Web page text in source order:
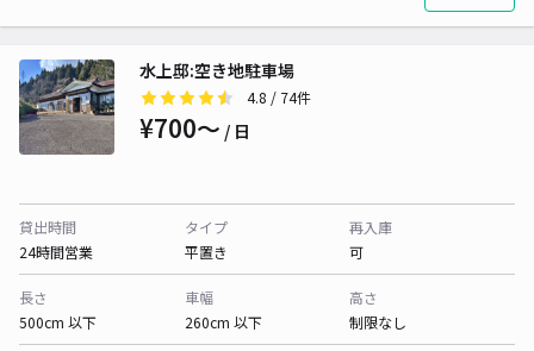
水上邸:空き地駐車場
4.8 / 74件
¥700〜 / 日
貸出時間
24時間営業
タイプ
平置き
再入庫
可
長さ
500cm 以下
車幅
260cm 以下
高さ
制限なし